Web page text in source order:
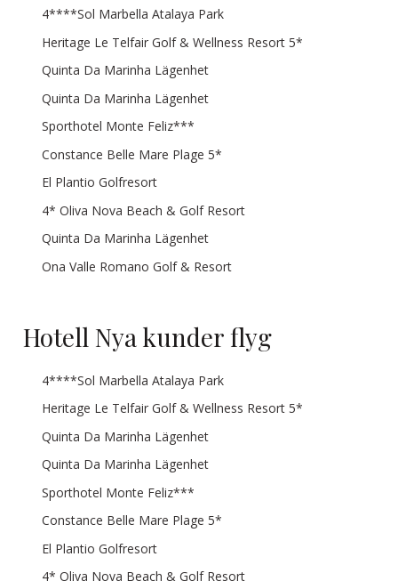
4****Sol Marbella Atalaya Park
Heritage Le Telfair Golf & Wellness Resort 5*
Quinta Da Marinha Lägenhet
Quinta Da Marinha Lägenhet
Sporthotel Monte Feliz***
Constance Belle Mare Plage 5*
El Plantio Golfresort
4* Oliva Nova Beach & Golf Resort
Quinta Da Marinha Lägenhet
Ona Valle Romano Golf & Resort
Hotell Nya kunder flyg
4****Sol Marbella Atalaya Park
Heritage Le Telfair Golf & Wellness Resort 5*
Quinta Da Marinha Lägenhet
Quinta Da Marinha Lägenhet
Sporthotel Monte Feliz***
Constance Belle Mare Plage 5*
El Plantio Golfresort
4* Oliva Nova Beach & Golf Resort